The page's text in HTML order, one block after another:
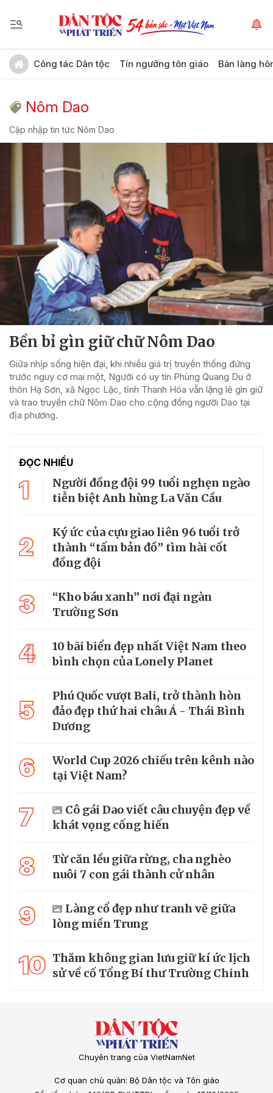
Công tác Dân tộc Tín ngưỡng tôn giáo Bản làng
Nôm Dao
Cập nhập tin tức Nôm Dao
Bền bỉ gìn giữ chữ Nôm Dao
Giữa nhịp sống hiện đại, khi nhiều giá trị truyền thống đứng
trước nguy cơ mai một, Người có uy tín Phùng Quang Du ở
thôn Hạ Sơn, xã Ngọc Lặc, tỉnh Thanh Hóa vẫn lặng lẽ gìn giữ
và trao truyền chữ Nôm Dao cho cộng đồng người Dao tại
địa phương.
ĐỌC NHIỀU
1
Người đồng đội 99 tuổi nghẹn ngào
tiễn biệt Anh hùng La Văn Cầu
2
Ký ức của cựu giao liên 96 tuổi trở
thành “tấm bản đồ” tìm hài cốt
đồng đội
3
“Kho báu xanh” nơi đại ngàn
Trường Sơn
4
10 bãi biển đẹp nhất Việt Nam theo
bình chọn của Lonely Planet
5
Phú Quốc vượt Bali, trở thành hòn
đảo đẹp thứ hai châu Á - Thái Bình
Dương
6
World Cup 2026 chiếu trên kênh nào
tại Việt Nam?
7
Cô gái Dao viết câu chuyện đẹp về
khát vọng cống hiến
8
Từ căn lều giữa rừng, cha nghèo
nuôi 7 con gái thành cử nhân
9
Làng cổ đẹp như tranh vẽ giữa
lòng miền Trung
10 Thăm không gian lưu giữ kí ức lịch
sử về cố Tổng Bí thư Trường Chinh
Chuyên trang của VietNamNet
Cơ quan chủ quản: Bộ Dân tộc và Tôn giáo